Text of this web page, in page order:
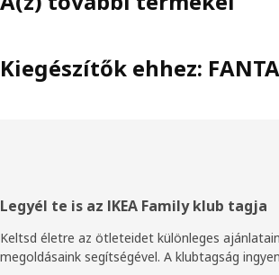
Kiegészítők ehhez:
Élőláb
Legyél te is az IKEA Family klub tagja
Keltsd életre az ötleteidet különleges
megoldásaink segítségével. A klubtagság